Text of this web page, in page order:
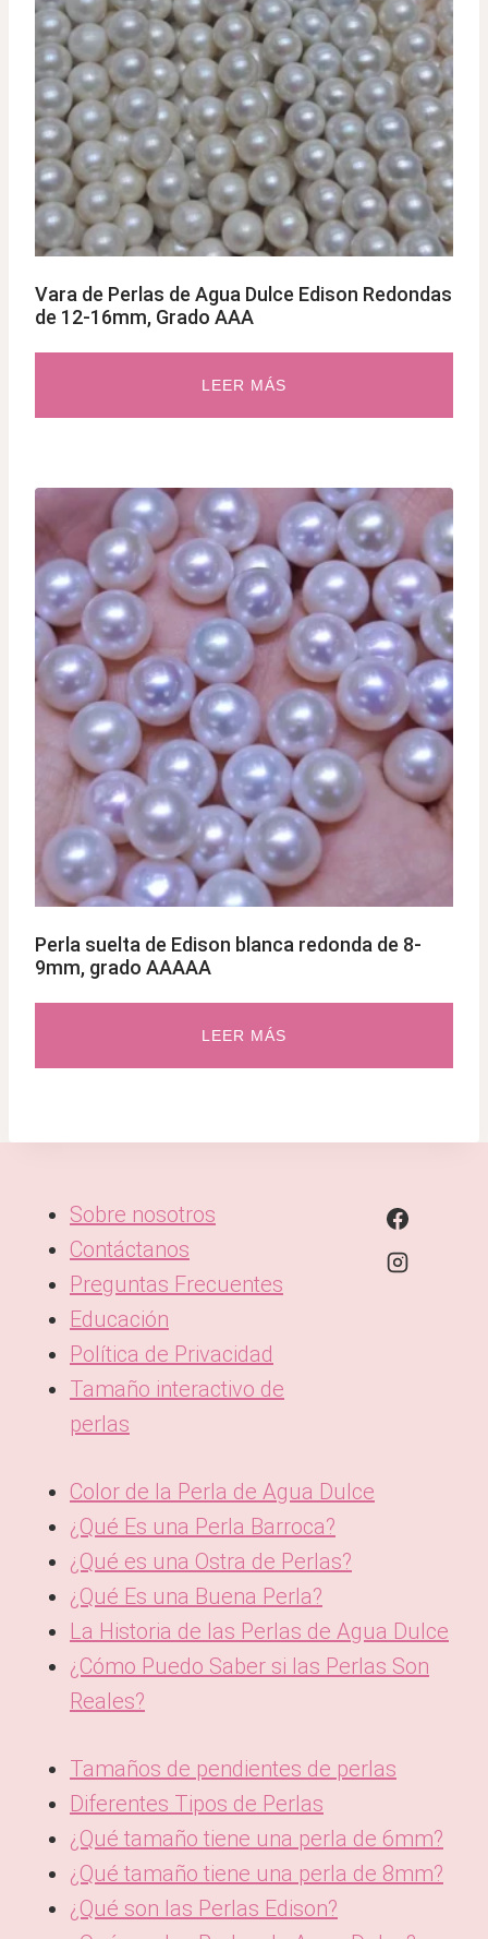
Vara de Perlas de Agua Dulce Edison Redondas
de 12-16mm, Grado AAA
LEER MÁS
Perla suelta de Edison blanca redonda de 8-
9mm, grado AAAAA
LEER MÁS
Sobre nosotros
Contáctanos
Preguntas Frecuentes
Educación
Política de Privacidad
Tamaño interactivo de
perlas
Color de la Perla de Agua Dulce
¿Qué Es una Perla Barroca?
¿Qué es una Ostra de Perlas?
¿Qué Es una Buena Perla?
La Historia de las Perlas de Agua Dulce
¿Cómo Puedo Saber si las Perlas Son
Reales?
Tamaños de pendientes de perlas
Diferentes Tipos de Perlas
¿Qué tamaño tiene una perla de 6mm?
¿Qué tamaño tiene una perla de 8mm?
¿Qué son las Perlas Edison?